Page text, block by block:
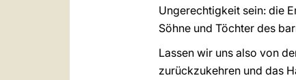
Ungerechtigkeit sein: die
Söhne und Töchter des
Lassen wir uns also von
zurückzukehren und das